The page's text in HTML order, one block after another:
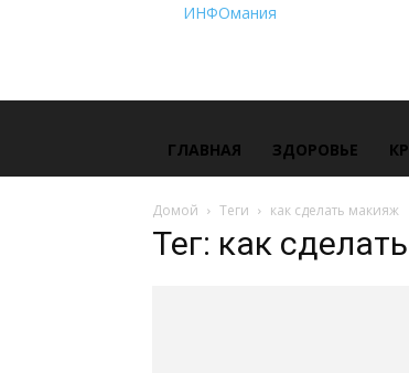
ИНФОмания
ГЛАВНАЯ ЗДОРОВЬЕ
Домой Теги как сделать макияж
Тег: как